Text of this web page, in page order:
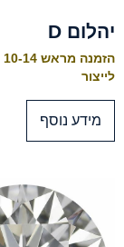
יהלום D
לייצור
מידע נוסף